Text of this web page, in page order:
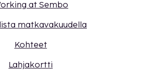
at Sembo
matkavakuudella
Kohteet
Lahjakortti